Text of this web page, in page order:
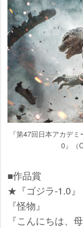
『第47回日本アカデ
0』（
■作品賞
★『ゴジラ-1.0』
『怪物』
『こんにちは、